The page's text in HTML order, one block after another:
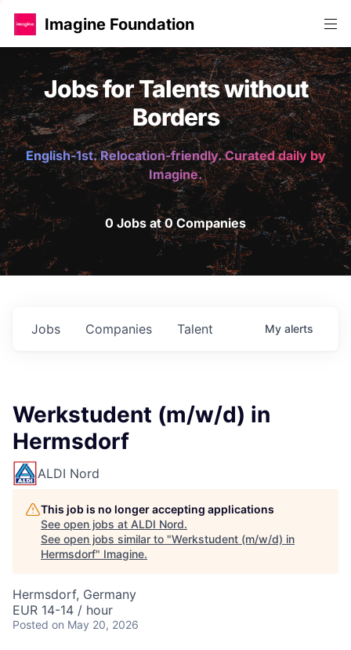
Imagine Foundation
Jobs for Talents without
Borders
English-1st. Relocation-friendly. Curated daily by
Imagine.
0 Jobs at 0 Companies
Jobs Companies Talent My alerts
Werkstudent (m/w/d) in
Hermsdorf
ALDI Nord
This job is no longer accepting applications
See open jobs at ALDI Nord.
See open jobs similar to "Werkstudent (m/w/d) in
Hermsdorf" Imagine.
Hermsdorf, Germany
EUR 14-14 / hour
Posted on May 20, 2026